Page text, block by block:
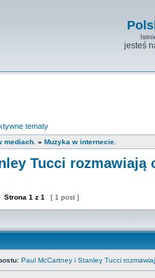
jesteś
tematy
mediach. » Muzyka w internecie.
Tucci rozmawiają
Strona 1 z 1 [ 1 post ]
Paul McCartney i Stanley Tucci